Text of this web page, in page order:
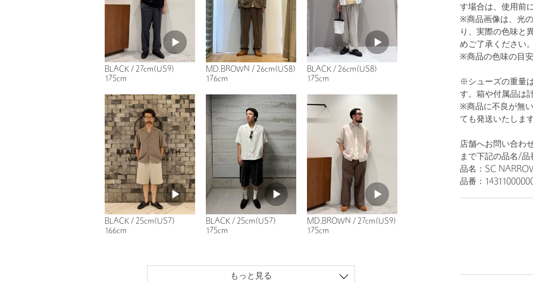
す場合は、使用前
※商品画像は、光
り、実際の色味と
めご了承ください。
※商品の色味の目
※シューズの重量
す。箱や付属品は
※商品に不良が無
ても発送いたしま
店舗へお問い合わ
まで下記の品名/品
品名：SC
品番：
BLACK / 27cm(US9)
175cm
MD.BROWN / 26cm(US8)
176cm
BLACK / 26cm(US8)
175cm
BLACK / 25cm(US7)
166cm
BLACK / 25cm(US7)
175cm
MD.BROWN / 27cm(US9)
175cm
もっと見る